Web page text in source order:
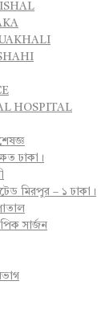
HOSPITAL
ঢাকা।
মিরপুর – ১ ঢাকা।
সার্জন